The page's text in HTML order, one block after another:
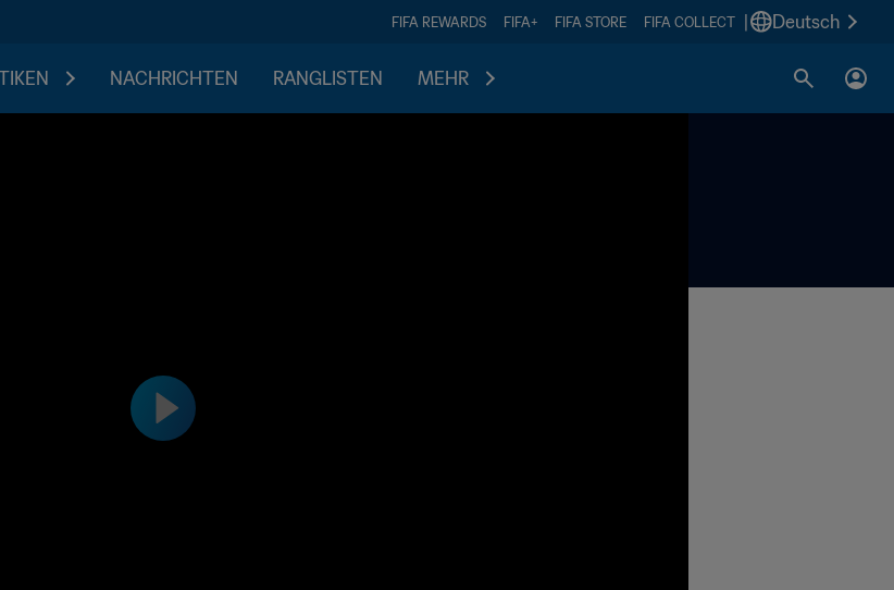
FIFA REWARDS FIFA+ FIFA STORE FIFA COLLECT Deutsch
NACHRICHTEN RANGLISTEN MEHR